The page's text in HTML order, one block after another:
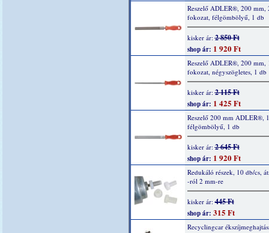
Reszelő ADLER®, 200 mm,
fokozat, félgömbölyű, 1 db
kisker ár:2 850 Ft
shop ár: 1 920 Ft
Reszelő ADLER®, 200 mm,
fokozat, négyszögletes, 1 db
kisker ár:2 115 Ft
shop ár: 1 425 Ft
Reszelő 200 mm ADLER®,
félgömbölyű, 1 db
kisker ár:2 645 Ft
shop ár: 1 920 Ft
Redukáló részek, 10 db/cs,
-ról 2 mm-re
kisker ár:445 Ft
shop ár: 315 Ft
Recyclingcar